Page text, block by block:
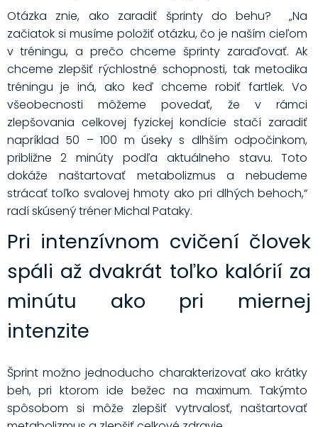
Otázka znie, ako zaradiť šprinty do behu? „Na
začiatok si musíme položiť otázku, čo je naším cieľom
v tréningu, a prečo chceme šprinty zaraďovať. Ak
chceme zlepšiť rýchlostné schopnosti, tak metodika
tréningu je iná, ako keď chceme robiť fartlek. Vo
všeobecnosti môžeme povedať, že v rámci
zlepšovania celkovej fyzickej kondície stačí zaradiť
napríklad 50 – 100 m úseky s dlhším odpočinkom,
približne 2 minúty podľa aktuálneho stavu. Toto
dokáže naštartovať metabolizmus a nebudeme
strácať toľko svalovej hmoty ako pri dlhých behoch,“
radí skúsený tréner Michal Pataky.
Pri intenzívnom cvičení človek
spáli až dvakrát toľko kalórií za
minútu ako pri miernej
intenzite
Šprint možno jednoducho charakterizovať ako krátky
beh, pri ktorom ide bežec na maximum. Takýmto
spôsobom si môže zlepšiť vytrvalosť, naštartovať